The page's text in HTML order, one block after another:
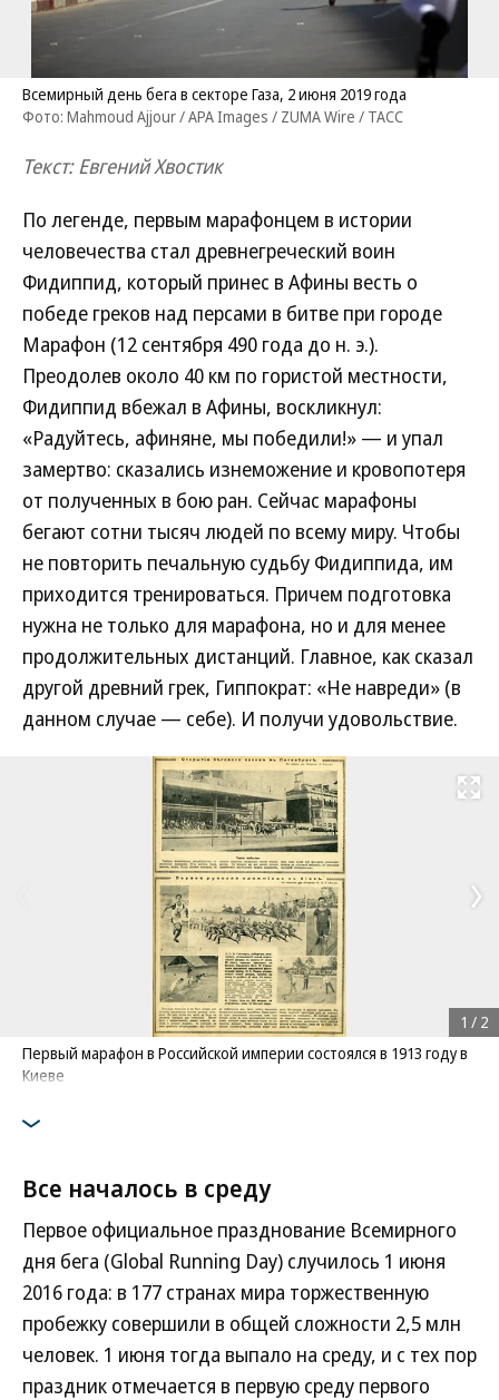
Всемирный день бега в секторе Газа, 2 июня 2019 года
Фото: Mahmoud Ajjour / APA Images / ZUMA Wire / ТАСС
Текст: Евгений Хвостик
По легенде, первым марафонцем в истории
человечества стал древнегреческий воин
Фидиппид, который принес в Афины весть о
победе греков над персами в битве при городе
Марафон (12 сентября 490 года до н. э.).
Преодолев около 40 км по гористой местности,
Фидиппид вбежал в Афины, воскликнул:
«Радуйтесь, афиняне, мы победили!» — и упал
замертво: сказались изнеможение и кровопотеря
от полученных в бою ран. Сейчас марафоны
бегают сотни тысяч людей по всему миру. Чтобы
не повторить печальную судьбу Фидиппида, им
приходится тренироваться. Причем подготовка
нужна не только для марафона, но и для менее
продолжительных дистанций. Главное, как сказал
другой древний грек, Гиппократ: «Не навреди» (в
данном случае — себе). И получи удовольствие.
Развернуть
Первый марафон в Российской империи состоялся в 1913 году в
Киеве
1 / 2
Все началось в среду
Первое официальное празднование Всемирного
дня бега (Global Running Day) случилось 1 июня
2016 года: в 177 странах мира торжественную
пробежку совершили в общей сложности 2,5 млн
человек. 1 июня тогда выпало на среду, и с тех пор
праздник отмечается в первую среду первого